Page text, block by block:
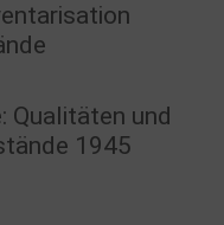
Qualitäten und
1945